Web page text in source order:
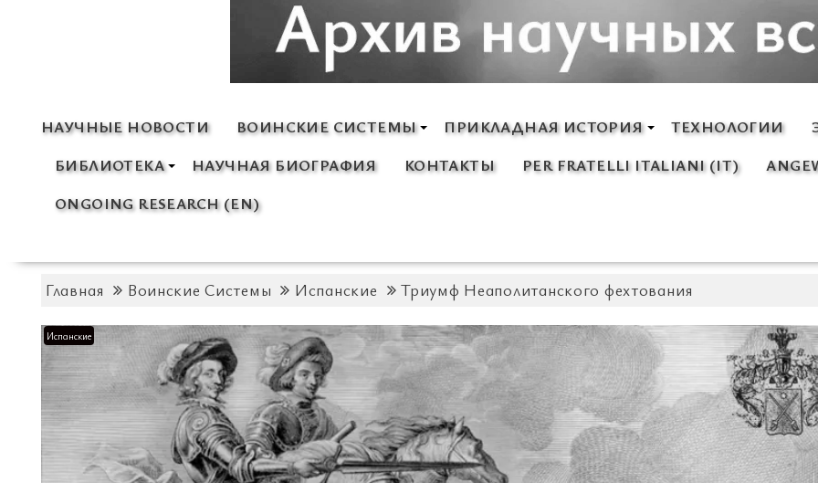
НАУЧНЫЕ НОВОСТИ ВОИНСКИЕ СИСТЕМЫ ПРИКЛАДНАЯ ИСТОРИЯ ТЕХНОЛОГИИ
БИБЛИОТЕКА
НАУЧНАЯ БИОГРАФИЯ КОНТАКТЫ PER FRATELLI ITALIANI (IT)
ONGOING RESEARCH (EN)
Главная Воинские Системы Испанские Триумф Неаполитанского фехтования
Испанские